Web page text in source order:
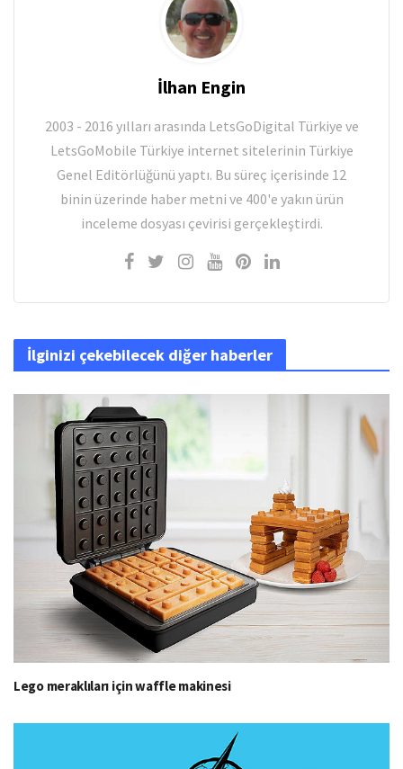
İlhan Engin
2003 - 2016 yılları arasında LetsGoDigital Türkiye ve
LetsGoMobile Türkiye internet sitelerinin Türkiye
Genel Editörlüğünü yaptı. Bu süreç içerisinde 12
binin üzerinde haber metni ve 400'e yakın ürün
inceleme dosyası çevirisi gerçekleştirdi.
İlginizi çekebilecek diğer haberler
Lego meraklıları için waffle makinesi